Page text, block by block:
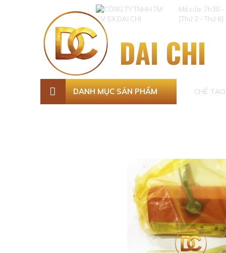
Mở cửa: 7h30
[Thứ 2 - Thứ 6]
DAI CHI
DANH MỤC SẢN PHẨM CHẾ